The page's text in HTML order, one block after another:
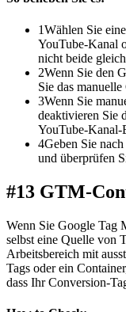
1Wählen Sie
YouTube-Kanal
nicht beide
2Wenn Sie den
Sie das
3Wenn Sie
deaktivieren Sie
YouTube-Kanal-
4Geben Sie
und überprüfen
#13 GTM-
Wenn Sie Google Tag
selbst eine Quelle von
Arbeitsbereich mit
Tags oder ein
dass Ihr Conversion-